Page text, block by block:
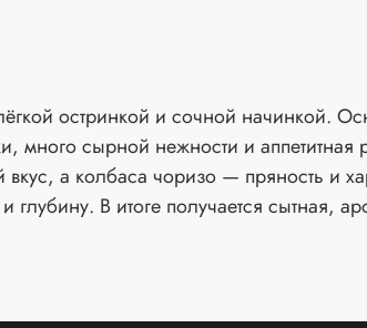
остринкой и сочной начинкой.
много сырной нежности и аппетитная
а колбаса чоризо — пряность и
В итоге получается сытная,